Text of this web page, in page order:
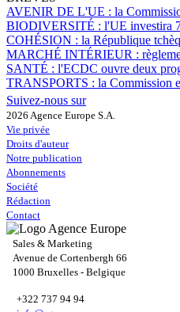
AVENIR DE L'UE : la
BIODIVERSITÉ : l'UE investira
COHÉSION : la République
MARCHÉ INTÉRIEUR :
SANTÉ : l'ECDC ouvre deux
TRANSPORTS : la Commission
Suivez-nous sur
2026 Agence Europe S.A.
Vie privée
Droits d'auteur
Notre publication
Abonnements
Société
Rédaction
Contact
Sales & Marketing
Avenue de Cortenbergh 66
1000 Bruxelles - Belgique
+322 737 94 94